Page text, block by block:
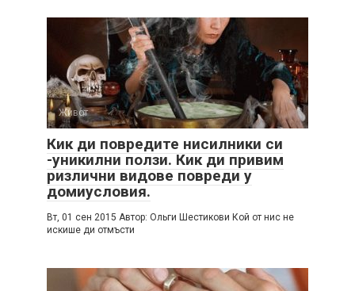
Живот
Кик ди повредите нисилники си
-уникилни ползи. Кик ди привим
ризлични видове повреди у
домиусловия.
Вт, 01 сен 2015 Автор: Ольги Шестикови Кой от нис не
искише ди отмъсти